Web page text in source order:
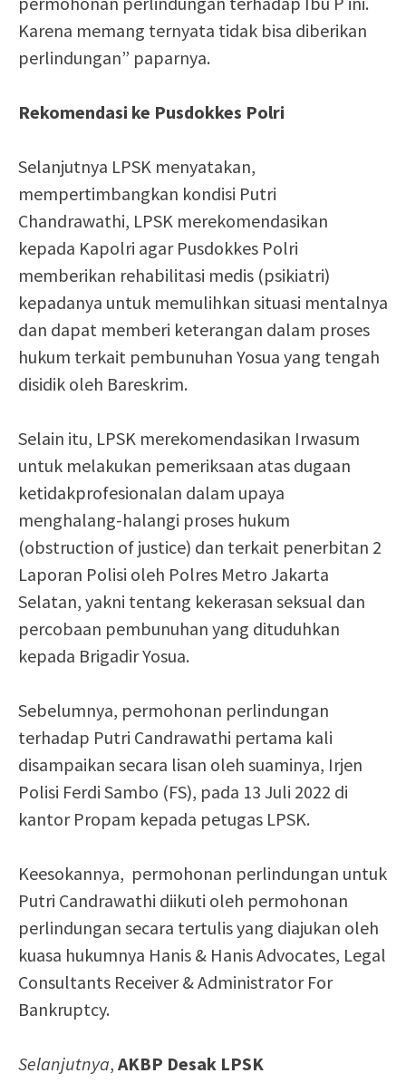
Karena memang ternyata tidak bisa diberikan
perlindungan” paparnya.
Rekomendasi ke Pusdokkes Polri
Selanjutnya LPSK menyatakan,
mempertimbangkan kondisi Putri
Chandrawathi, LPSK merekomendasikan
kepada Kapolri agar Pusdokkes Polri
memberikan rehabilitasi medis (psikiatri)
kepadanya untuk memulihkan situasi mentalnya
dan dapat memberi keterangan dalam proses
hukum terkait pembunuhan Yosua yang tengah
disidik oleh Bareskrim.
Selain itu, LPSK merekomendasikan Irwasum
untuk melakukan pemeriksaan atas dugaan
ketidakprofesionalan dalam upaya
menghalang-halangi proses hukum
(obstruction of justice) dan terkait penerbitan 2
Laporan Polisi oleh Polres Metro Jakarta
Selatan, yakni tentang kekerasan seksual dan
percobaan pembunuhan yang dituduhkan
kepada Brigadir Yosua.
Sebelumnya, permohonan perlindungan
terhadap Putri Candrawathi pertama kali
disampaikan secara lisan oleh suaminya, Irjen
Polisi Ferdi Sambo (FS), pada 13 Juli 2022 di
kantor Propam kepada petugas LPSK.
Keesokannya, permohonan perlindungan untuk
Putri Candrawathi diikuti oleh permohonan
perlindungan secara tertulis yang diajukan oleh
kuasa hukumnya Hanis & Hanis Advocates, Legal
Consultants Receiver & Administrator For
Bankruptcy.
Selanjutnya, AKBP Desak LPSK